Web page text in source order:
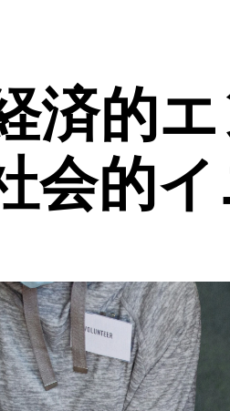
済的
会的